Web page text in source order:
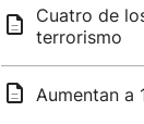
Cuatro de
terrorismo
Aumentan a